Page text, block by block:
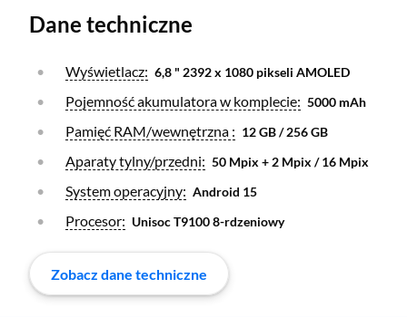
Dane techniczne
Otwórz warstwę
Wyświetlacz: 6,8 " 2392 x 1080 pikseli AMOLED
Otwórz warstwę
Pojemność akumulatora w komplecie: 5000 mAh
Otwórz warstwę
Pamięć RAM/wewnętrzna : 12 GB / 256 GB
Otwórz warstwę
Aparaty tylny/przedni: 50 Mpix + 2 Mpix / 16 Mpix
Otwórz warstwę
System operacyjny: Android 15
Otwórz warstwę
Procesor: Unisoc T9100 8-rdzeniowy
Zobacz dane techniczne